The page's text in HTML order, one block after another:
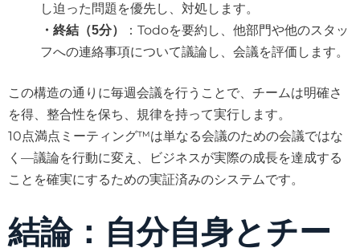
し迫った問題を優先し、対処します。
・終結（5分）
：Todoを要約し、他部門や他のスタッ
フへの連絡事項について議論し、会議を評価します。
この構造の通りに毎週会議を行うことで、チームは明確さ
を得、整合性を保ち、規律を持って実行します。
10点満点ミーティング™は単なる会議のための会議ではな
く—議論を行動に変え、ビジネスが実際の成長を達成する
ことを確実にするための実証済みのシステムです。
結論：自分自身とチー